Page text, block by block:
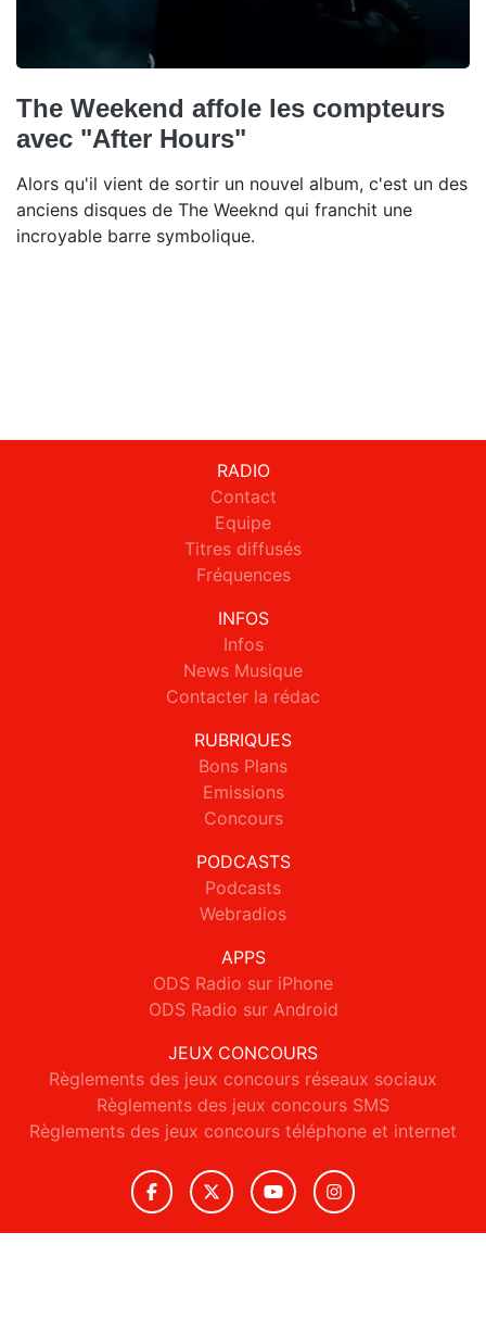
The Weekend affole les compteurs
avec "After Hours"
Alors qu'il vient de sortir un nouvel album, c'est un des
anciens disques de The Weeknd qui franchit une
incroyable barre symbolique.
RADIO
Contact
Equipe
Titres diffusés
Fréquences
INFOS
Infos
News Musique
Contacter la rédac
RUBRIQUES
Bons Plans
Emissions
Concours
PODCASTS
Podcasts
Webradios
APPS
ODS Radio sur iPhone
ODS Radio sur Android
JEUX CONCOURS
Règlements des jeux concours réseaux sociaux
Règlements des jeux concours SMS
Règlements des jeux concours téléphone et internet